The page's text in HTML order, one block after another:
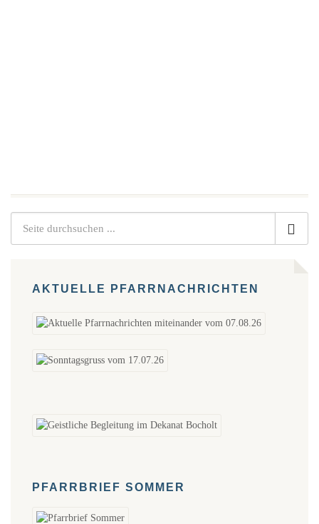
AKTUELLE PFARRNACHRICHTEN
PFARRBRIEF SOMMER